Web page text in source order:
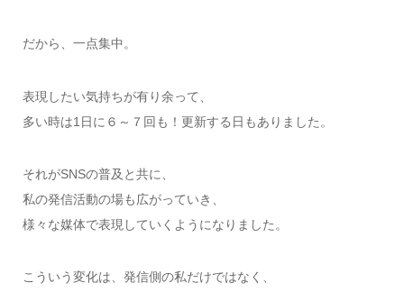
だから、一点集中。
表現したい気持ちが有り余って、
多い時は1日に６～７回も！更新する日もありました。
それがSNSの普及と共に、
私の発信活動の場も広がっていき、
様々な媒体で表現していくようになりました。
こういう変化は、発信側の私だけではなく、